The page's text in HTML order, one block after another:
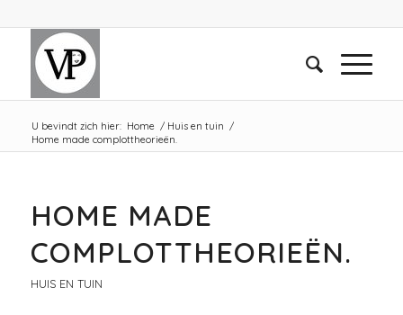
U bevindt zich hier: Home / Huis en tuin /
Home made complottheorieën.
HOME MADE
COMPLOTTHEORIEËN.
HUIS EN TUIN